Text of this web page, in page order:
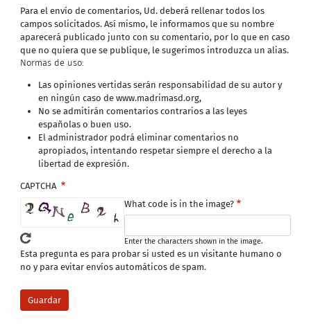
Para el envío de comentarios, Ud. deberá rellenar todos los
campos solicitados. Así mismo, le informamos que su nombre
aparecerá publicado junto con su comentario, por lo que en caso
que no quiera que se publique, le sugerimos introduzca un alias.
Normas de uso:
Las opiniones vertidas serán responsabilidad de su autor y
en ningún caso de www.madrimasd.org,
No se admitirán comentarios contrarios a las leyes
españolas o buen uso.
El administrador podrá eliminar comentarios no
apropiados, intentando respetar siempre el derecho a la
libertad de expresión.
CAPTCHA
What code is in the image?
Enter the characters shown in the image.
Esta pregunta es para probar si usted es un visitante humano o
no y para evitar envíos automáticos de spam.